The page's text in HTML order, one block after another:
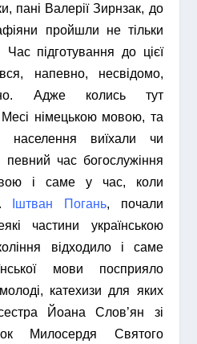
пані Валерії Зирнзак, до
пройшли не тільки
підготування до цієї
напевно, несвідомо,
Адже колись тут
німецькою мовою, та
населення виїхали чи
час богослужіння
і саме у час, коли
Іштван Погань, почали
частини українською
відходило і саме
мови посприяло
катехизи для яких
Йоана Слов’ян зі
Милосердя Святого